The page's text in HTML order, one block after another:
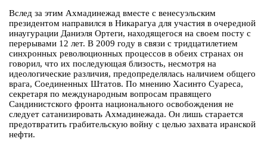
Вслед за этим Ахмадинежад вместе с венесуэльским
президентом направился в Никарагуа для участия в очередной
инаугурации Даниэля Ортеги, находящегося на своем посту с
перерывами 12 лет. В 2009 году в связи с тридцатилетием
синхронных революционных процессов в обеих странах он
говорил, что их последующая близость, несмотря на
идеологические различия, предопределялась наличием общего
врага, Соединенных Штатов. По мнению Хасинто Суареса,
секретаря по международным вопросам правящего
Сандинистского фронта национального освобождения не
следует сатанизировать Ахмадинежада. Он лишь старается
предотвратить грабительскую войну с целью захвата иранской
нефти.